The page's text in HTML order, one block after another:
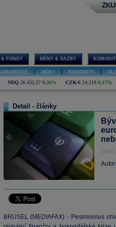
FONDY MĚNY & SAZBY
MĚNY KOMODITY
NDQ 26 432,57 0,26% CZK/€ 24,218 0,17%
Detail - články
BRUSEL (MEDIAFAX) - Pesimismus